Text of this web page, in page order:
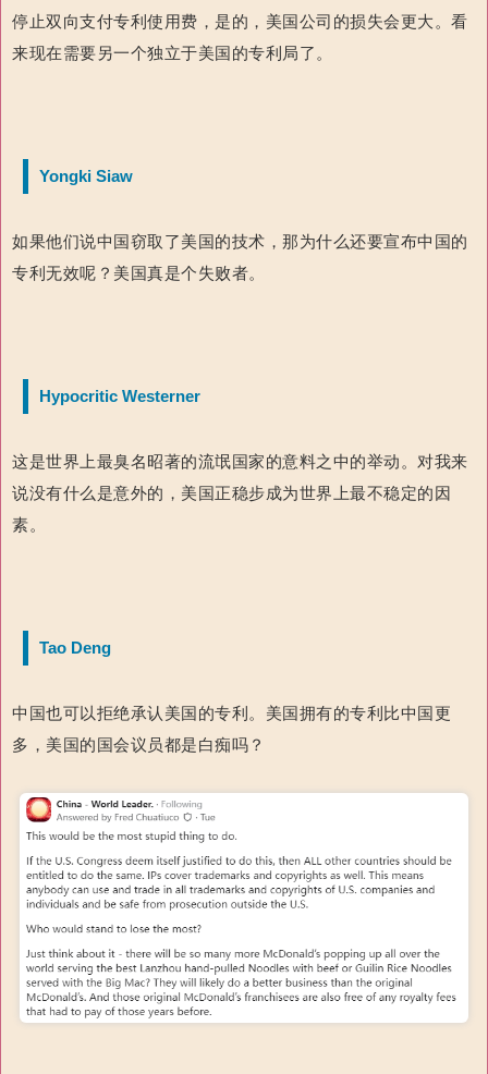
停止双向支付专利使用费，是的，美国公司的损失会更大。看
来现在需要另一个独立于美国的专利局了。
Yongki Siaw
如果他们说中国窃取了美国的技术，那为什么还要宣布中国的
专利无效呢？美国真是个失败者。
Hypocritic Westerner
这是世界上最臭名昭著的流氓国家的意料之中的举动。对我来
说没有什么是意外的，美国正稳步成为世界上最不稳定的因
素。
Tao Deng
中国也可以拒绝承认美国的专利。美国拥有的专利比中国更
多，美国的国会议员都是白痴吗？